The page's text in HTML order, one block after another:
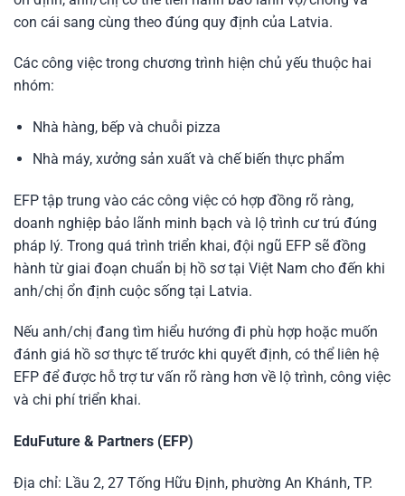
con cái sang cùng theo đúng quy định của Latvia.
Các công việc trong chương trình hiện chủ yếu thuộc hai
nhóm:
Nhà hàng, bếp và chuỗi pizza
Nhà máy, xưởng sản xuất và chế biến thực phẩm
EFP tập trung vào các công việc có hợp đồng rõ ràng,
doanh nghiệp bảo lãnh minh bạch và lộ trình cư trú đúng
pháp lý. Trong quá trình triển khai, đội ngũ EFP sẽ đồng
hành từ giai đoạn chuẩn bị hồ sơ tại Việt Nam cho đến khi
anh/chị ổn định cuộc sống tại Latvia.
Nếu anh/chị đang tìm hiểu hướng đi phù hợp hoặc muốn
đánh giá hồ sơ thực tế trước khi quyết định, có thể liên hệ
EFP để được hỗ trợ tư vấn rõ ràng hơn về lộ trình, công việc
và chi phí triển khai.
EduFuture & Partners (EFP)
Địa chỉ: Lầu 2, 27 Tống Hữu Định, phường An Khánh, TP.